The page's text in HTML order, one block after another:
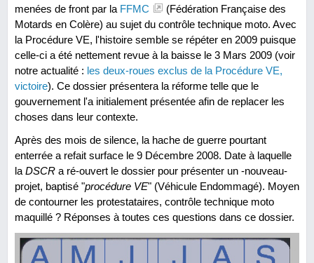
menées de front par la FFMC
(Fédération Française des
Motards en Colère) au sujet du contrôle technique moto. Avec
la Procédure VE, l'histoire semble se répéter en 2009 puisque
celle-ci a été nettement revue à la baisse le 3 Mars 2009 (voir
notre actualité : les deux-roues exclus de la Procédure VE,
victoire). Ce dossier présentera la réforme telle que le
gouvernement l'a initialement présentée afin de replacer les
choses dans leur contexte.
Après des mois de silence, la hache de guerre pourtant
enterrée a refait surface le 9 Décembre 2008. Date à laquelle
la DSCR a ré-ouvert le dossier pour présenter un -nouveau-
projet, baptisé "procédure VE" (Véhicule Endommagé). Moyen
de contourner les protestataires, contrôle technique moto
maquillé ? Réponses à toutes ces questions dans ce dossier.